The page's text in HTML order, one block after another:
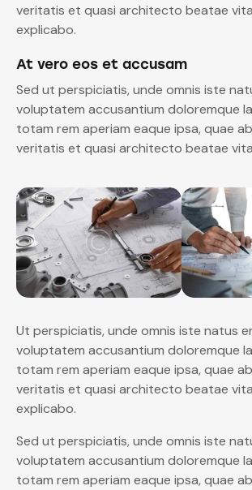
veritatis et quasi architecto beatae
explicabo.
At vero eos et accusam
Sed ut perspiciatis, unde omnis iste
voluptatem accusantium doloremque
totam rem aperiam eaque ipsa, quae
veritatis et quasi architecto beatae
Ut perspiciatis, unde omnis iste natus
voluptatem accusantium doloremque
totam rem aperiam eaque ipsa, quae
veritatis et quasi architecto beatae
explicabo.
Sed ut perspiciatis, unde omnis iste
voluptatem accusantium doloremque
totam rem aperiam eaque ipsa, quae